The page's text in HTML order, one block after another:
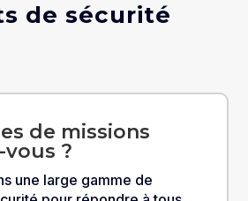
de sécurité
de missions
?
une large gamme de